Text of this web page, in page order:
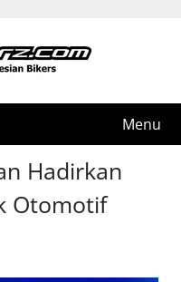
Menu
Hadirkan
Otomotif